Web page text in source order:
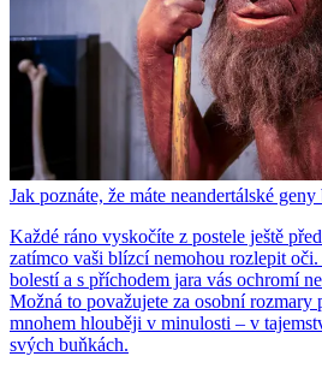
Jak poznáte, že máte neandertálské
Každé ráno vyskočíte z postele ještě
zatímco vaši blízcí nemohou rozlepit
bolestí a s příchodem jara vás ochromí
Možná to považujete za osobní rozmary
mnohem hlouběji v minulosti – v
svých buňkách.